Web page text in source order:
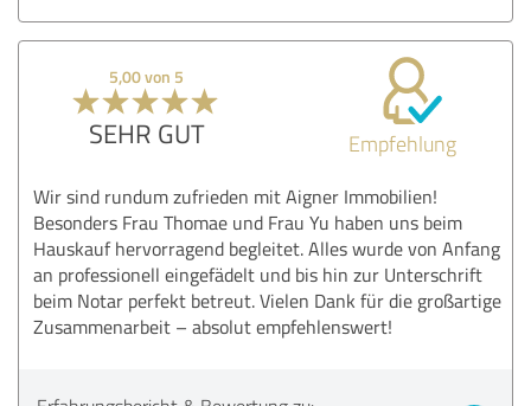
5,00 von 5
SEHR GUT Empfehlung
Wir sind rundum zufrieden mit Aigner Immobilien!
Besonders Frau Thomae und Frau Yu haben uns beim
Hauskauf hervorragend begleitet. Alles wurde von Anfang
an professionell eingefädelt und bis hin zur Unterschrift
beim Notar perfekt betreut. Vielen Dank für die großartige
Zusammenarbeit – absolut empfehlenswert!